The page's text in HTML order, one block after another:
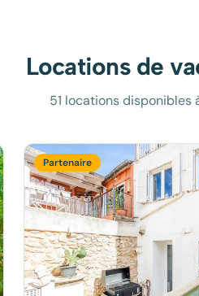
Locations de
51 locations
Partenaire